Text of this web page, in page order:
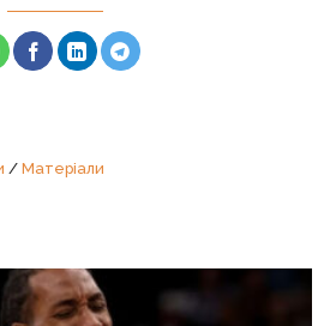
/ Матеріали